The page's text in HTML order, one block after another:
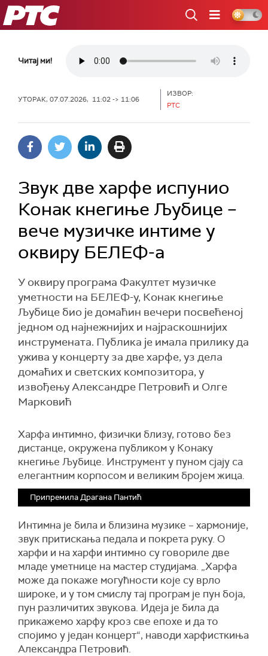
РТС
Читај ми!
УТОРАК, 07.07.2026, 11:02 -> 11:06
ИЗВОР:
РТС
Звук две харфе испунио
Конак кнегиње Љубице –
вече музичке интиме у
оквиру БЕЛЕФ-а
У оквиру програма Факултет музичке
уметности на БЕЛЕФ-у, Конак кнегиње
Љубице био је домаћин вечери посвећеној
једном од најнежнијих и најраскошнијих
инструмената. Публика је имала прилику да
ужива у концерту за две харфе, уз дела
домаћих и светских композитора, у
извођењу Александре Петровић и Олге
Марковић
Харфа интимно, физички близу, готово без
дистанце, окружена публиком у Конаку
кнегиње Љубице. Инструмент у пуном сјају са
елегантним корпосом и великим бројем жица.
Припремила Драгана Пантић
Интимна је била и близина музике – хармоније,
звук притискања педала и покрета руку. О
харфи и на харфи интимно су говориле две
младе уметнице на мастер студијама. „Харфа
може да покаже могућности које су врло
широке, и у том смислу тај програм је пун боја,
пун различитих звукова. Идеја је била да
прикажемо харфу кроз све епохе и да то
спојимо у један концерт“, наводи харфисткиња
Александра Петровић.